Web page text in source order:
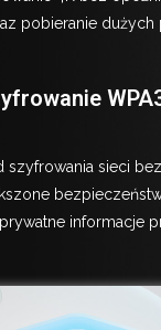
pobieranie dużych
szyfrowania sieci
informacje